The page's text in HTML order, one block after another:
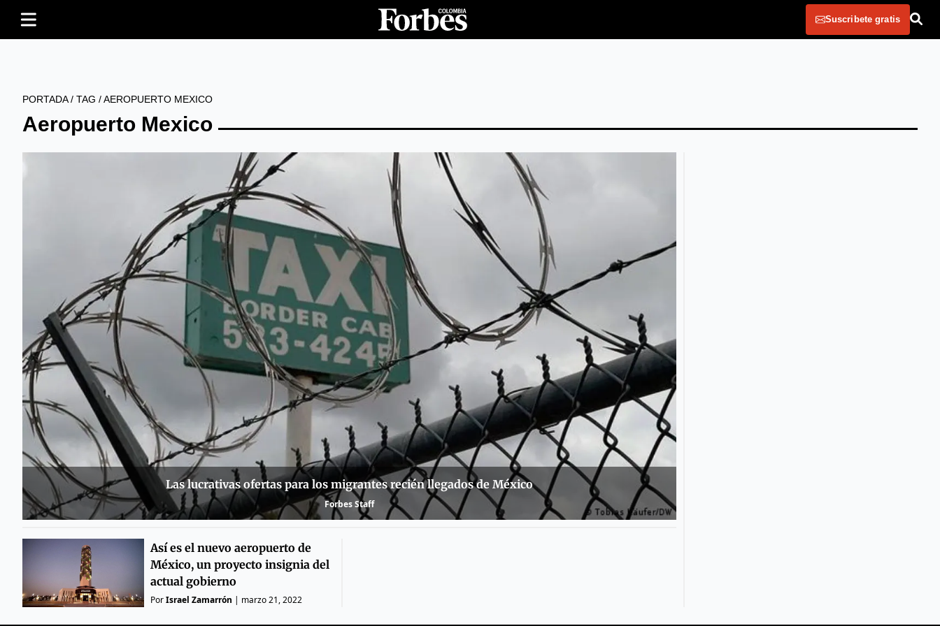
Suscribete gratis
PORTADA/ TAG /AEROPUERTO MEXICO
Aeropuerto Mexico
Las lucrativas ofertas para los migrantes recién llegados de México
Forbes Staff
Así es el nuevo aeropuerto de
México, un proyecto insignia del
actual gobierno
PorIsrael Zamarrón | marzo 21, 2022